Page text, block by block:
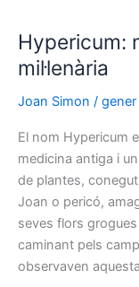
Hypericum:
mil·lenària
Joan Simon /
El nom Hypericum
medicina antiga i
de plantes,
Joan o pericó,
seves flors
caminant pels
observaven